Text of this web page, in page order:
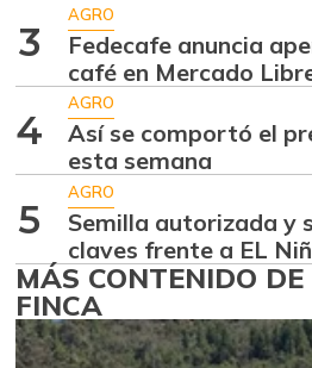
3
AGRO
Fedecafe anuncia
café en Mercado
4
AGRO
Así se comportó el
esta semana
5
AGRO
Semilla autorizada y
claves frente a EL
MÁS CONTENIDO DE
FINCA